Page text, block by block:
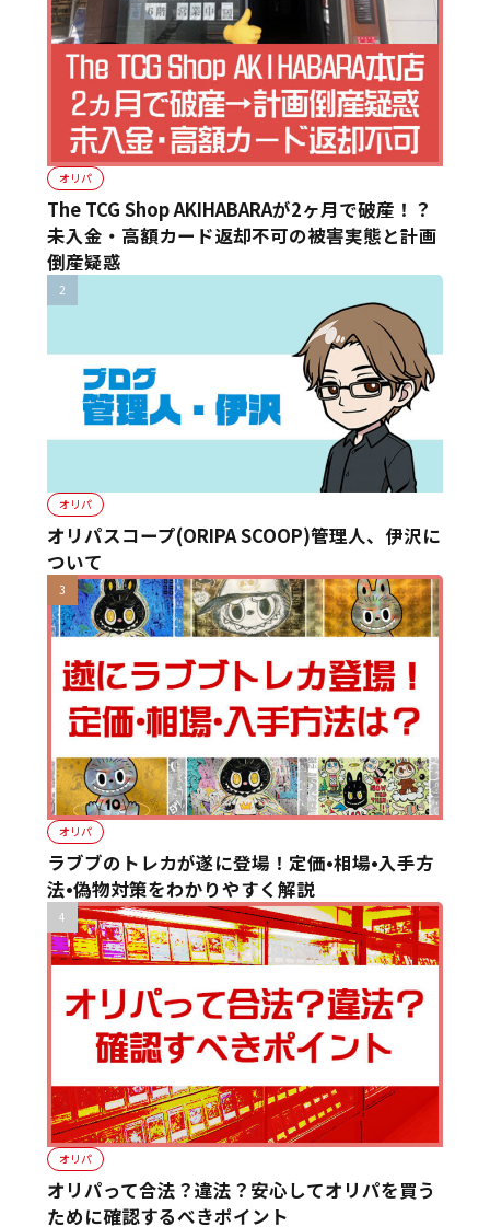
オリパ
The TCG Shop AKIHABARAが2ヶ月で破産！？
未入金・高額カード返却不可の被害実態と計画
倒産疑惑
オリパ
オリパスコープ(ORIPA SCOOP)管理人、伊沢に
ついて
オリパ
ラブブのトレカが遂に登場！定価•相場•入手方
法•偽物対策をわかりやすく解説
オリパ
オリパって合法？違法？安心してオリパを買う
ために確認するべきポイント